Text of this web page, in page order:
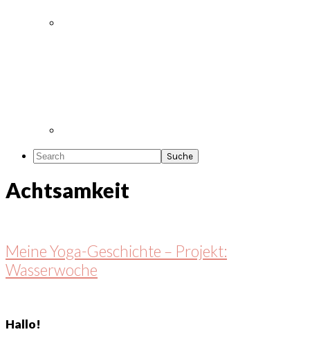
Search
Achtsamkeit
Meine Yoga-Geschichte – Projekt:
Wasserwoche
Hallo!